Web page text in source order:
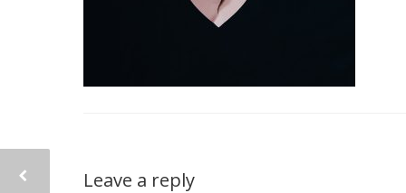
Leave a reply